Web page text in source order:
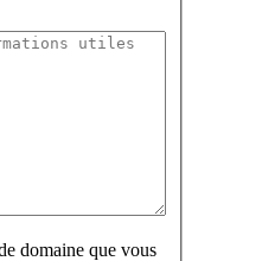
domaine que vous